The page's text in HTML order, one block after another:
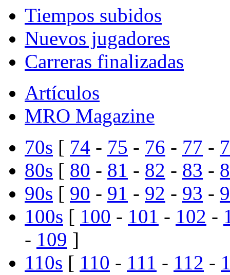
Tiempos subidos
Nuevos jugadores
Carreras finalizadas
Artículos
MRO Magazine
70s [ 74 - 75 - 76 - 77 -
80s [ 80 - 81 - 82 - 83 -
90s [ 90 - 91 - 92 - 93 -
100s [ 100 - 101 - 102 -
- 109 ]
110s [ 110 - 111 - 112 -